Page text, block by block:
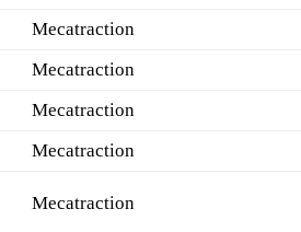
Mecatraction
Mecatraction
Mecatraction
Mecatraction
Mecatraction